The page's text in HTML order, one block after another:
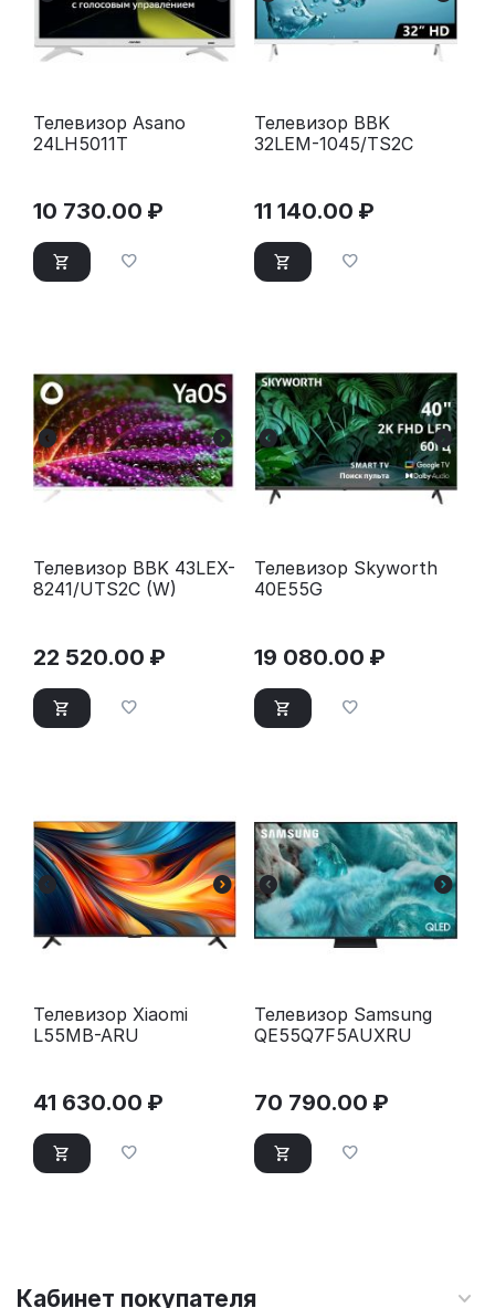
Телевизор Asano
24LH5011T
10 730.00 ₽
Телевизор BBK
32LEM-1045/TS2C
11 140.00 ₽
Телевизор BBK 43LEX-
8241/UTS2C (W)
22 520.00 ₽
Телевизор Skyworth
40E55G
19 080.00 ₽
Телевизор Xiaomi
L55MB-ARU
41 630.00 ₽
Телевизор Samsung
QE55Q7F5AUXRU
70 790.00 ₽
Кабинет покупателя